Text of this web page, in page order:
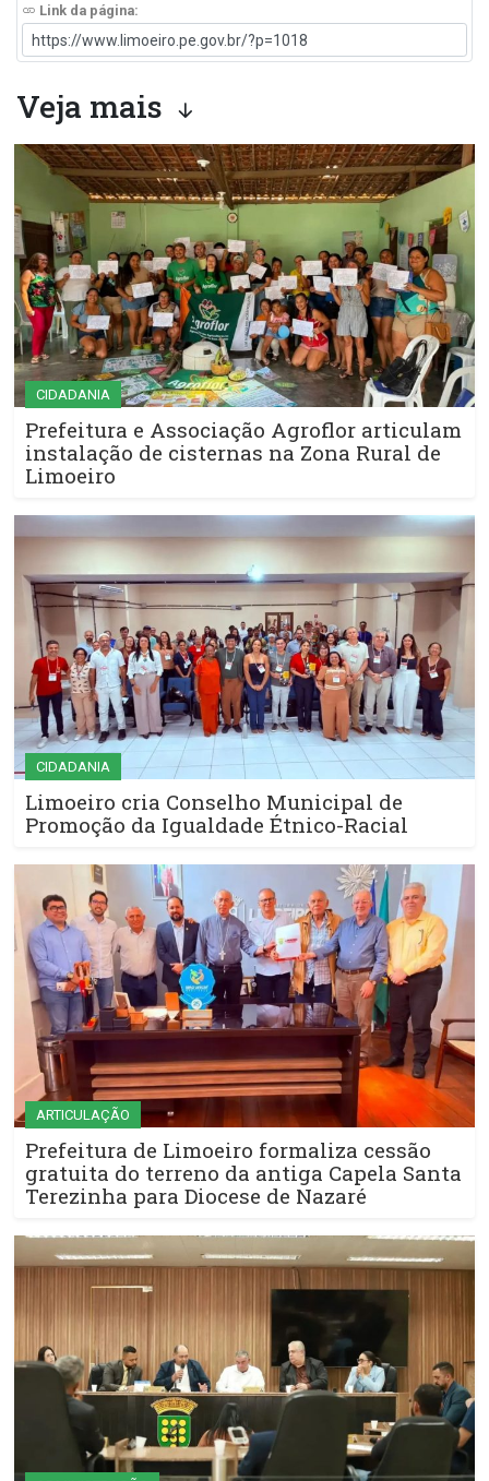
Link da página:
Veja mais
CIDADANIA
Prefeitura e Associação Agroflor articulam
instalação de cisternas na Zona Rural de
Limoeiro
CIDADANIA
Limoeiro cria Conselho Municipal de
Promoção da Igualdade Étnico-Racial
ARTICULAÇÃO
Prefeitura de Limoeiro formaliza cessão
gratuita do terreno da antiga Capela Santa
Terezinha para Diocese de Nazaré